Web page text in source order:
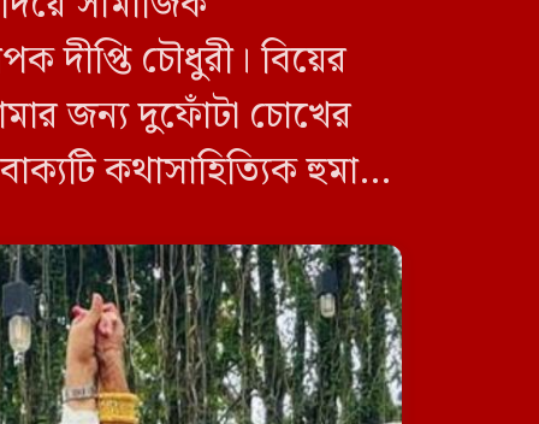
সাম্রাজ্যবাদ ও আধিপত্যবাদবিরোধী
বৈষম্যহীন দেশ বিনির্মাণের আহ্বান
ভারপ্রাপ্ত স্পিকারের
দীপ্তি চৌধুরী। বিয়ের
জন্য দুফোঁটা চোখের
কথাসাহিত্যিক হুমায়ূন